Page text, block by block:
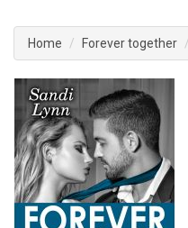
Home Forever together